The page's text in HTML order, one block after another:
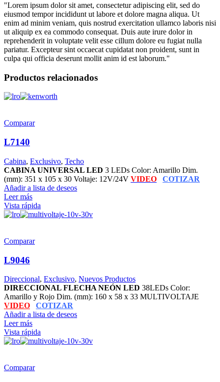
"Lorem ipsum dolor sit amet, consectetur adipiscing elit, sed do
eiusmod tempor incididunt ut labore et dolore magna aliqua. Ut
enim ad minim veniam, quis nostrud exercitation ullamco laboris nisi
ut aliquip ex ea commodo consequat. Duis aute irure dolor in
reprehenderit in voluptate velit esse cillum dolore eu fugiat nulla
pariatur. Excepteur sint occaecat cupidatat non proident, sunt in
culpa qui officia deserunt mollit anim id est laborum."
Productos relacionados
Comparar
L7140
Cabina, Exclusivo, Techo
CABINA UNIVERSAL LED 3 LEDs Color: Amarillo Dim.
(mm): 351 x 105 x 30 Voltaje: 12V/24V VIDEO
COTIZAR
Añadir a lista de deseos
Leer más
Vista rápida
Comparar
L9046
Direccional, Exclusivo, Nuevos Productos
DIRECCIONAL FLECHA NEÓN LED 38LEDs Color:
Amarillo y Rojo Dim. (mm): 160 x 58 x 33 MULTIVOLTAJE
VIDEO
COTIZAR
Añadir a lista de deseos
Leer más
Vista rápida
Comparar